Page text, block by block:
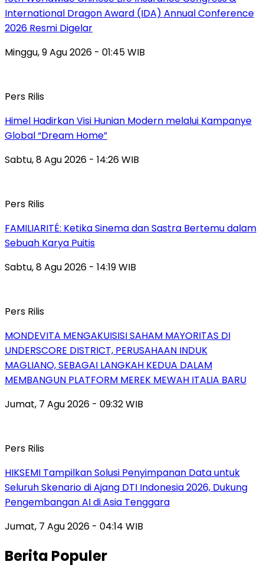
International Dragon Award (IDA) Annual Conference
2026 Resmi Digelar
Minggu, 9 Agu 2026 - 01:45 WIB
Pers Rilis
Himel Hadirkan Visi Hunian Modern melalui Kampanye
Global “Dream Home”
Sabtu, 8 Agu 2026 - 14:26 WIB
Pers Rilis
FAMILIARITÉ: Ketika Sinema dan Sastra Bertemu dalam
Sebuah Karya Puitis
Sabtu, 8 Agu 2026 - 14:19 WIB
Pers Rilis
MONDEVITA MENGAKUISISI SAHAM MAYORITAS DI
UNDERSCORE DISTRICT, PERUSAHAAN INDUK
MAGLIANO, SEBAGAI LANGKAH KEDUA DALAM
MEMBANGUN PLATFORM MEREK MEWAH ITALIA BARU
Jumat, 7 Agu 2026 - 09:32 WIB
Pers Rilis
HIKSEMI Tampilkan Solusi Penyimpanan Data untuk
Seluruh Skenario di Ajang DTI Indonesia 2026, Dukung
Pengembangan AI di Asia Tenggara
Jumat, 7 Agu 2026 - 04:14 WIB
Berita Populer